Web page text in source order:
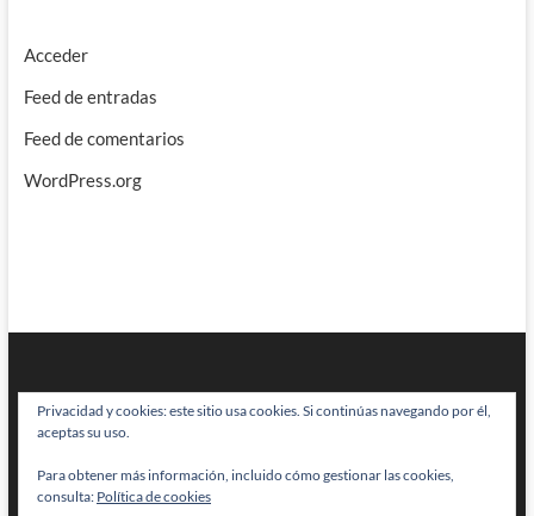
Acceder
Feed de entradas
Feed de comentarios
WordPress.org
BRAINSTOMPING| Diseñado por:Theme Freesia|WordPress| © Todos
los derechos reservados
Privacidad y cookies: este sitio usa cookies. Si continúas navegando por él,
aceptas su uso.
Para obtener más información, incluido cómo gestionar las cookies,
consulta: Política de cookies